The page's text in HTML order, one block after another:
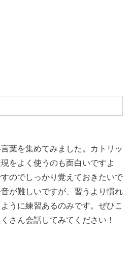
葉を集めてみました。カトリッ
をよく使うのも面白いですよ
のでしっかり覚えておきたいで
が難しいですが、習うより慣れ
うに練習あるのみです。ぜひこ
さん会話してみてください！